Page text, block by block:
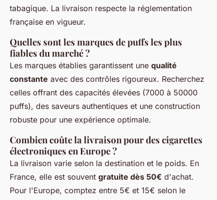
tabagique. La livraison respecte la réglementation
française en vigueur.
Quelles sont les marques de puffs les plus
fiables du marché ?
Les marques établies garantissent une qualité
constante avec des contrôles rigoureux. Recherchez
celles offrant des capacités élevées (7000 à 50000
puffs), des saveurs authentiques et une construction
robuste pour une expérience optimale.
Combien coûte la livraison pour des cigarettes
électroniques en Europe ?
La livraison varie selon la destination et le poids. En
France, elle est souvent gratuite dès 50€ d'achat.
Pour l'Europe, comptez entre 5€ et 15€ selon le